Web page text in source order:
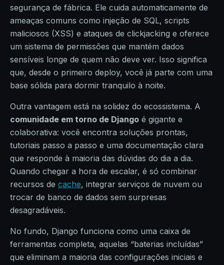
segurança de fábrica. Ele cuida automaticamente de
ameaças comuns como injeção de SQL, scripts
maliciosos (XSS) e ataques de clickjacking e oferece
um sistema de permissões que mantém dados
sensíveis longe de quem não deve ver. Isso significa
que, desde o primeiro deploy, você já parte com uma
base sólida para dormir tranquilo à noite.
Outra vantagem está na solidez do ecossistema. A
comunidade em torno de Django é gigante e
colaborativa: você encontra soluções prontas,
tutoriais passo a passo e uma documentação clara
que responde à maioria das dúvidas do dia a dia.
Quando chegar a hora de escalar, é só combinar
recursos de cache, integrar serviços de nuvem ou
trocar de banco de dados sem surpresas
desagradáveis.
No fundo, Django funciona como uma caixa de
ferramentas completa, aquelas “baterias incluídas”
que eliminam a maioria das configurações iniciais e